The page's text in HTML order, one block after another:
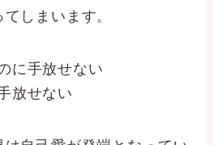
しまいます。
に手放せない
放せない